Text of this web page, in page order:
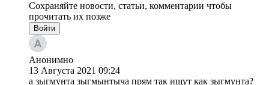
Сохраняйте новости, статьи, комментарии чтобы
прочитать их позже
Войти
Анонимно
13 Августа 2021 09:24
а зыгмунта зыгмынтыча прям так ищут как зыгмунта?